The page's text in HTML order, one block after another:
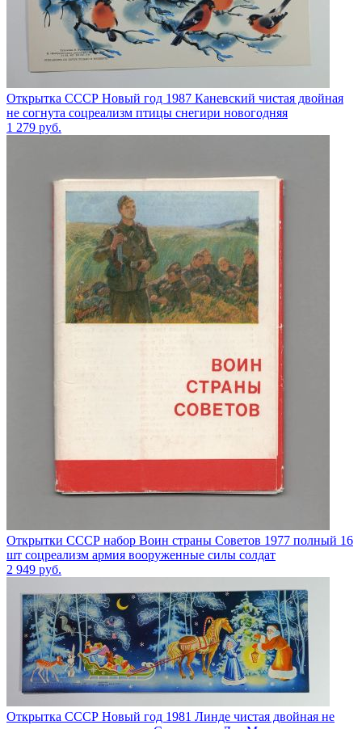
Открытка СССР Новый год 1987 Каневский чистая двойная
не согнута соцреализм птицы снегири новогодняя
1 279 руб.
Открытки СССР набор Воин страны Советов 1977 полный 16
шт соцреализм армия вооруженные силы солдат
2 949 руб.
Открытка СССР Новый год 1981 Линде чистая двойная не